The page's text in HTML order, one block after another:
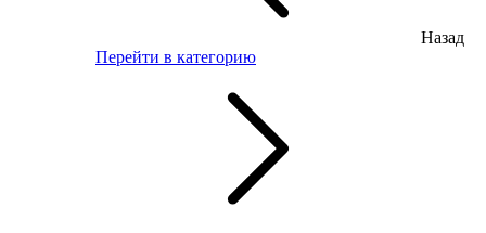
Назад
Перейти в категорию